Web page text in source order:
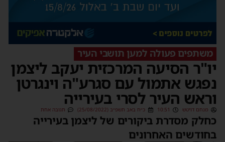
משתפים פעולה למען תושבי העיר
הסיעה המרכזית יעקב ליצמן
אתמול עם סגרע"ה וינגרטן
העיר לסרי בעירייה
מנחם דויטש 10:51 כ״ח באב תשפ״ב (25/08/2022) תגובה אחת
מסדרת ביקורים של ליצמן בעירייה
האחרונים